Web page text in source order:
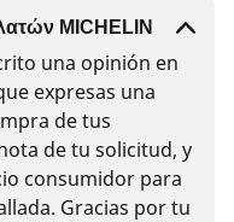
MICHELIN
una opinión en
expresas una
de tus
de tu solicitud, y
consumidor para
Gracias por tu